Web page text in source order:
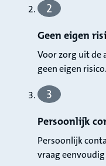
2
Geen eigen
Voor zorg uit de
geen eigen risico.
3
Persoonlijk
Persoonlijk
vraag